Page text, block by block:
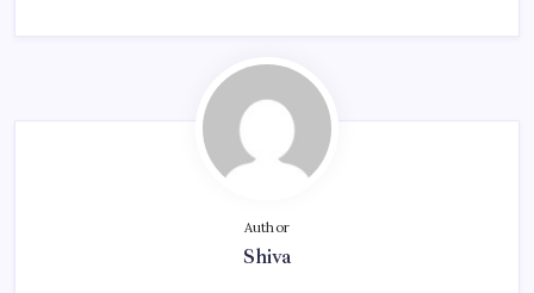
Author
Shiva